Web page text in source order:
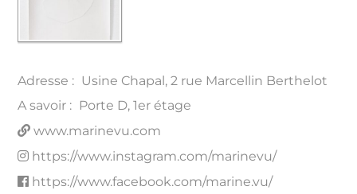
Adresse : Usine Chapal, 2 rue Marcellin Berthelot
A savoir : Porte D, 1er étage
www.marinevu.com
https://www.instagram.com/marinevu/
https://www.facebook.com/marine.vu/